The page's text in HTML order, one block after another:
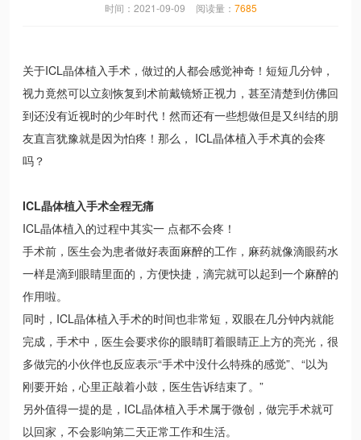
时间：2021-09-09 阅读量： 7685
关于ICL晶体植入手术，做过的人都会感觉神奇！短短几分钟，
视力竟然可以立刻恢复到术前戴镜矫正视力，甚至清楚到仿佛回
到还没有近视时的少年时代！然而还有一些想做但是又纠结的朋
友直言犹豫就是因为怕疼！那么， ICL晶体植入手术真的会疼
吗？
ICL晶体植入手术全程无痛
ICL晶体植入的过程中其实一 点都不会疼！
手术前，医生会为患者做好表面麻醉的工作，麻药就像滴眼药水
一样是滴到眼睛里面的，方便快捷，滴完就可以起到一个麻醉的
作用啦。
同时，ICL晶体植入手术的时间也非常短，双眼在几分钟内就能
完成，手术中，医生会要求你的眼睛盯着眼睛正上方的亮光，很
多做完的小伙伴也反应表示“手术中没什么特殊的感觉”、“以为
刚要开始，心里正敲着小鼓，医生告诉结束了。”
另外值得一提的是，ICL晶体植入手术属于微创，做完手术就可
以回家，不会影响第二天正常工作和生活。